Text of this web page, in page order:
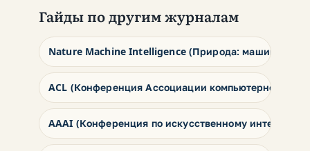
Гайды по другим журналам
Nature Machine Intelligence (Природа: машинный
ACL (Конференция Ассоциации компьютерной
AAAI (Конференция по искусственному интеллекту)